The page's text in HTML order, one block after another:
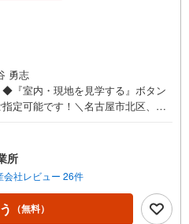
勇志
『室内・現地を見学する』ボタン
定可能です！＼名古屋市北区、守
却依頼を数多くいただいている不
ト上で分かる立地環境はもちろ
いたお客様に現地の生の声をもと
す。＼平日のお住まい探しの方へ/
・契約など平日にお住まい探しをさ
をご用意しています。＼お仕事で忙
所
会社レビュー 26件
（無料）